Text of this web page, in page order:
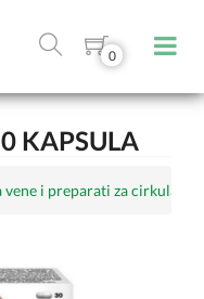
0
KAPSULA
vene i preparati za cirkulaciju